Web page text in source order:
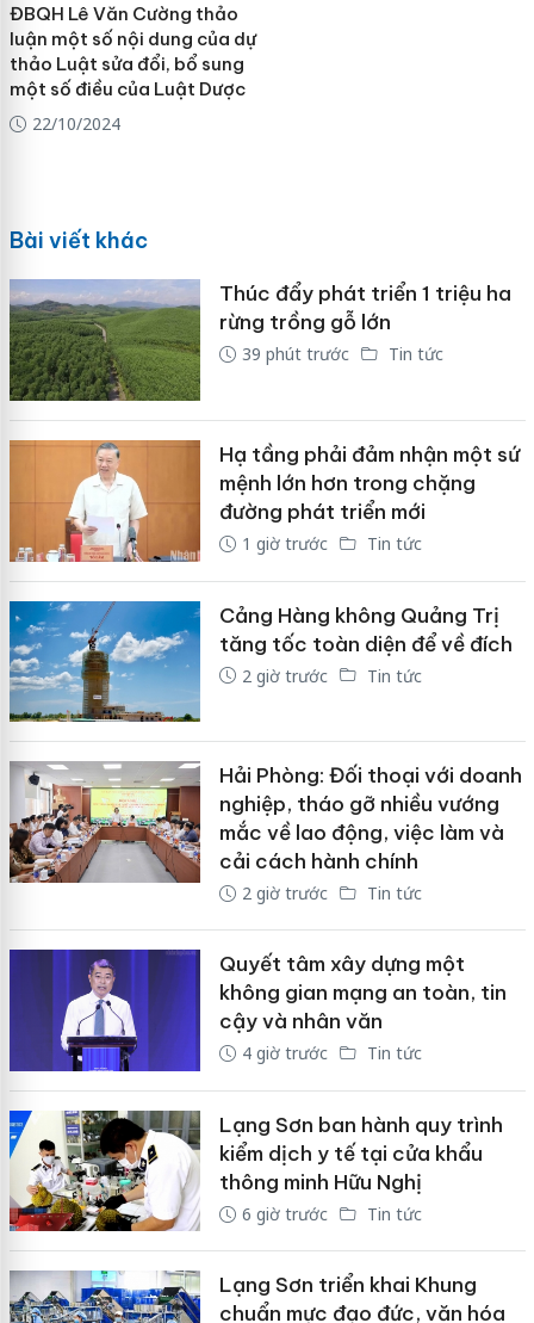
ĐBQH Lê Văn Cường thảo
luận một số nội dung của dự
thảo Luật sửa đổi, bổ sung
một số điều của Luật Dược
22/10/2024
Bài viết khác
Thúc đẩy phát triển 1 triệu ha
rừng trồng gỗ lớn
39 phút trước Tin tức
Hạ tầng phải đảm nhận một sứ
mệnh lớn hơn trong chặng
đường phát triển mới
1 giờ trước Tin tức
Cảng Hàng không Quảng Trị
tăng tốc toàn diện để về đích
2 giờ trước Tin tức
Hải Phòng: Đối thoại với doanh
nghiệp, tháo gỡ nhiều vướng
mắc về lao động, việc làm và
cải cách hành chính
2 giờ trước Tin tức
Quyết tâm xây dựng một
không gian mạng an toàn, tin
cậy và nhân văn
4 giờ trước Tin tức
Lạng Sơn ban hành quy trình
kiểm dịch y tế tại cửa khẩu
thông minh Hữu Nghị
6 giờ trước Tin tức
Lạng Sơn triển khai Khung
chuẩn mực đạo đức, văn hóa